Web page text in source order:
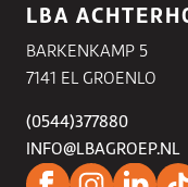
LBA
BARKENKAMP 5
7141 EL GROENLO
(0544)377880
INFO@LBAGROEP.NL